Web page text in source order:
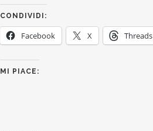
CONDIVIDI:
Facebook X Threads
MI PIACE: